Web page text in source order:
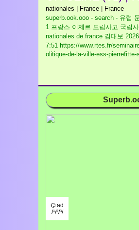
nationales | France | France
superb.ook.ooo - search - 유럽
1 프랑스 이제르 도립사고 국립
nationales de france 김대보
7:51 https://www.rtes.fr/
olitique-de-la-ville-ess-pierrefitte-
⌬ ad
/¹/²/³/